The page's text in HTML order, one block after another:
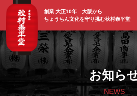
創業 大正10年 大阪から
ちょうちん文化を守り挑む秋村泰平堂
ホーム
お知ら
NEWS